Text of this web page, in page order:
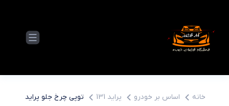
خانه اساس بر خودرو پراید 131 توپی چرخ جلو پراید – طرح